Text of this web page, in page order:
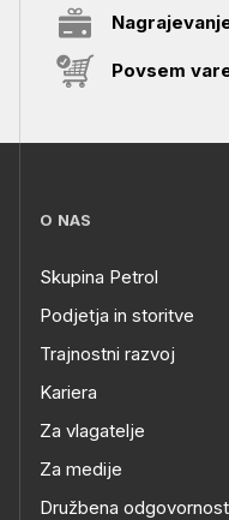
Povsem
O NAS
Skupina Petrol
Podjetja in storitve
Trajnostni razvoj
Kariera
Za vlagatelje
Za medije
Družbena odgovornost